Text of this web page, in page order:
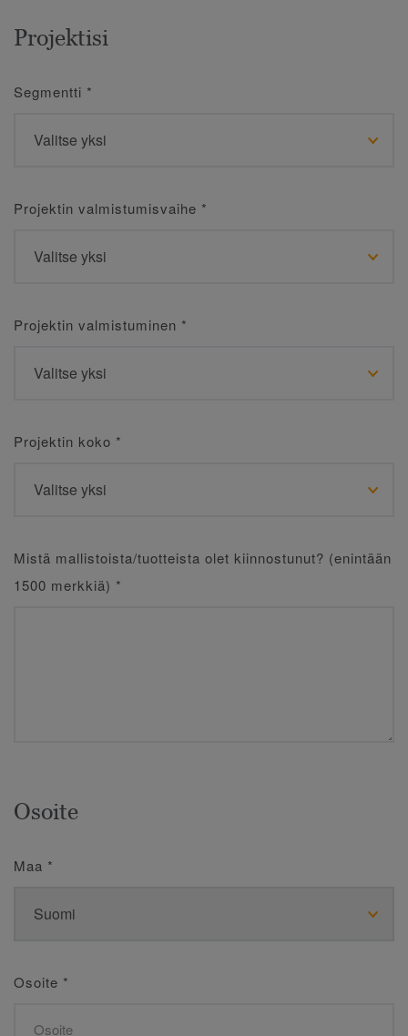
Projektisi
Segmentti *
Projektin valmistumisvaihe *
Projektin valmistuminen *
Projektin koko *
Mistä mallistoista/tuotteista olet kiinnostunut? (enintään
1500 merkkiä) *
Osoite
Maa *
Osoite *